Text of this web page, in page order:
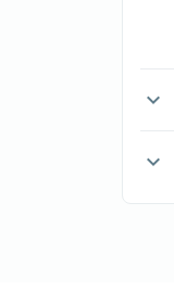
expand_more
expand_more